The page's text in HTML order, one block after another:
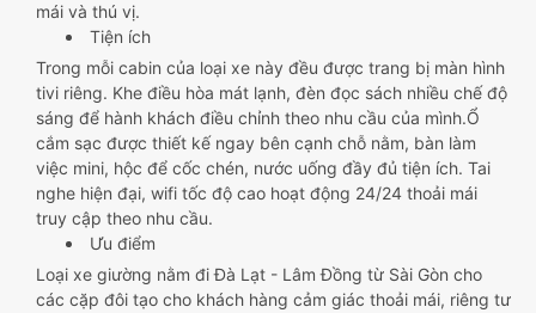
mái và thú vị.
Tiện ích
Trong mỗi cabin của loại xe này đều được trang bị màn hình
tivi riêng. Khe điều hòa mát lạnh, đèn đọc sách nhiều chế độ
sáng để hành khách điều chỉnh theo nhu cầu của mình.Ổ
cắm sạc được thiết kế ngay bên cạnh chỗ nằm, bàn làm
việc mini, hộc để cốc chén, nước uống đầy đủ tiện ích. Tai
nghe hiện đại, wifi tốc độ cao hoạt động 24/24 thoải mái
truy cập theo nhu cầu.
Ưu điểm
Loại xe giường nằm đi Đà Lạt - Lâm Đồng từ Sài Gòn cho
các cặp đôi tạo cho khách hàng cảm giác thoải mái, riêng tư